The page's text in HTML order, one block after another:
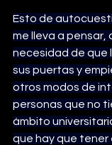
Esto de
me lleva a pensar,
necesidad de que
sus puertas y
otros modos de
personas que no
ámbito
que hay que tener